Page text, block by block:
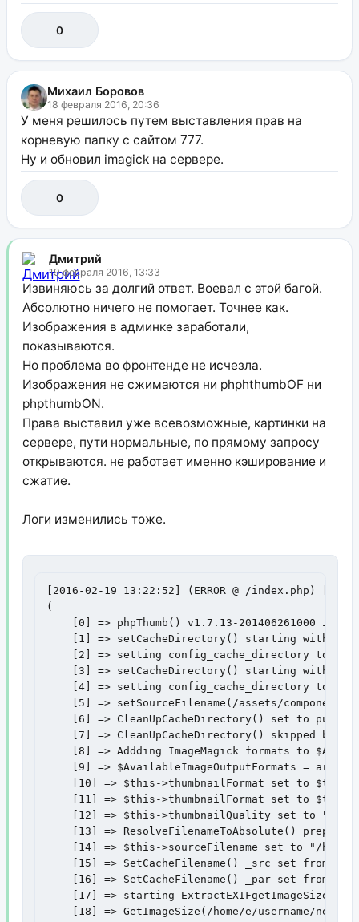
0
Михаил Боровов
18 февраля 2016, 20:36
У меня решилось путем выставления прав на
корневую папку с сайтом 777.
Ну и обновил imagick на сервере.
0
Дмитрий
19 февраля 2016, 13:33
Извиняюсь за долгий ответ. Воевал с этой багой.
Абсолютно ничего не помогает. Точнее как.
Изображения в админке заработали,
показываются.
Но проблема во фронтенде не исчезла.
Изображения не сжимаются ни phphthumbOF ни
phpthumbON.
Права выставил уже всевозможные, картинки на
сервере, пути нормальные, по прямому запросу
открываются. не работает именно кэширование и
сжатие.
Логи изменились тоже.
[2016-02-19 13:22:52] (ERROR @ /index.php)
(
[0] => phpThumb() v1.7.13-201406261000 in
[1] => setCacheDirectory() starting with
[2] => setting config_cache_directory to
[3] => setCacheDirectory() starting with
[4] => setting config_cache_directory to
[5] => setSourceFilename(/assets/
[6] => CleanUpCacheDirectory() set to purge
[7] => CleanUpCacheDirectory() skipped
[8] => Addding ImageMagick formats to
[9] => $AvailableImageOutputFormats =
[10] => $this->thumbnailFormat set to
[11] => $this->thumbnailFormat set to
[12] => $this->thumbnailQuality set to "75"
[13] => ResolveFilenameToAbsolute()
[14] => $this->sourceFilename set to "/
[15] => SetCacheFilename() _src set from
[16] => SetCacheFilename() _par set from
[17] => starting ExtractEXIFgetImageSize()
[18] => GetImageSize(/home/e/username/